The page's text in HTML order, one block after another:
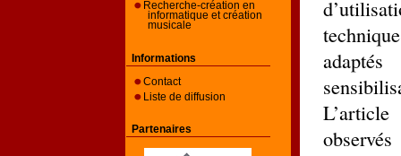
Recherche-création en
informatique et création
musicale
Informations
Contact
Liste de diffusion
Partenaires